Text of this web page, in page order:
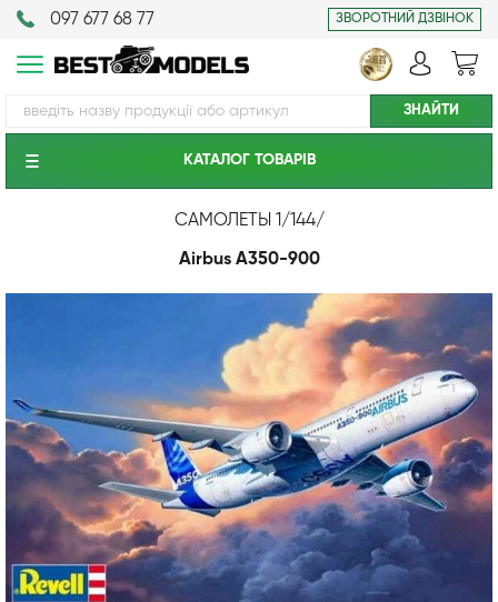
097 677 68 77 ЗВОРОТНИЙ ДЗВІНОК
КАТАЛОГ ТОВАРIВ
САМОЛЕТЫ 1/144/
Airbus A350-900